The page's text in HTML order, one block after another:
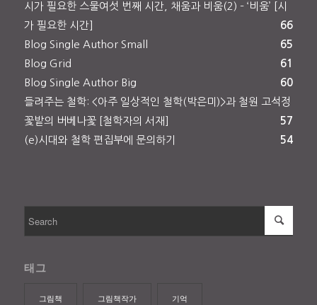
시가 필요한 스물여섯 번째 시간, 채움과 비움(2) – ‘비움’ [시
가 필요한 시간]
66
Blog Single Author Small
65
Blog Grid
61
Blog Single Author Big
60
들려주는 철학: <아주 일상적인 철학(박은미)>과 철원 고석정
꽃밭의 버베나꽃 [철학자의 서재]
57
(e)시대와 철학 편집부에 문의하기
54
태그
그림책 그림책작가 기억